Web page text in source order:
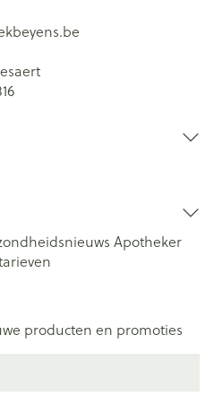
Apotheker
producten en promoties